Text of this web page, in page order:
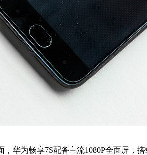
为畅享7S配备主流1080P全面屏，搭